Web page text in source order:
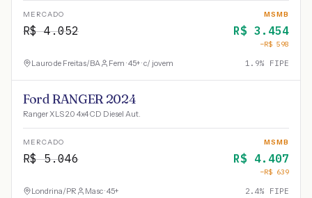
MERCADO
R$4.052
MSMB
R$ 3.454
−R$ 598
Lauro de Freitas/BA Fem · 45+ · c/ jovem 1.9% FIPE
Ford RANGER 2024
Ranger XLS 2.0 4x4 CD Diesel Aut.
MERCADO
R$5.046
MSMB
R$ 4.407
−R$ 639
Londrina/PR Masc · 45+ 2.4% FIPE